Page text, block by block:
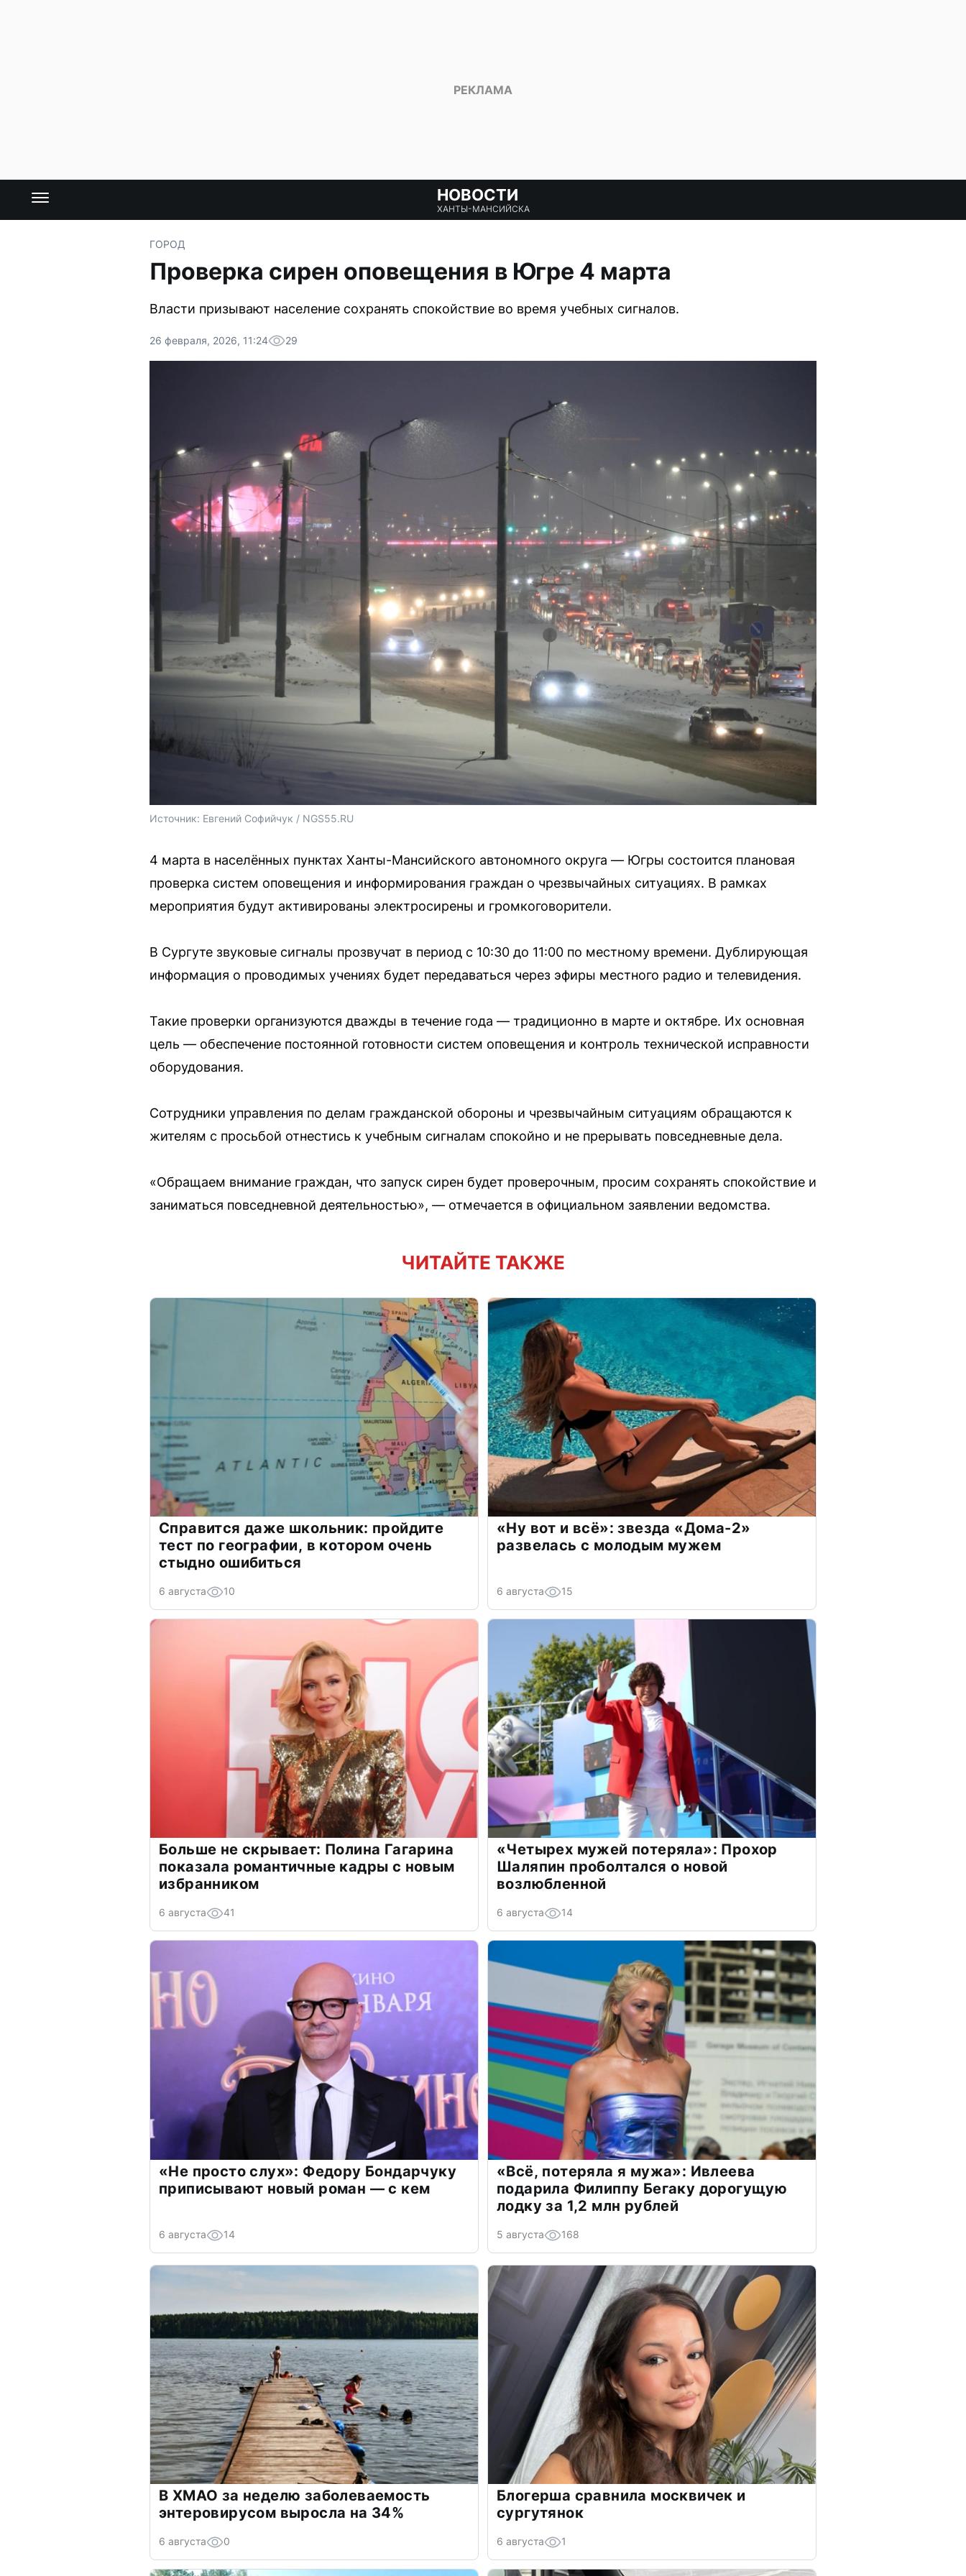
НОВОСТИ
ХАНТЫ-МАНСИЙСКА
ГОРОД
Проверка сирен оповещения в Югре 4 марта
Власти призывают население сохранять спокойствие во время учебных сигналов.
26 февраля, 2026, 11:24 29
Источник: Евгений Софийчук / NGS55.RU
4 марта в населённых пунктах Ханты-Мансийского автономного округа — Югры состоится плановая
проверка систем оповещения и информирования граждан о чрезвычайных ситуациях. В рамках
мероприятия будут активированы электросирены и громкоговорители.
В Сургуте звуковые сигналы прозвучат в период с 10:30 до 11:00 по местному времени. Дублирующая
информация о проводимых учениях будет передаваться через эфиры местного радио и телевидения.
Такие проверки организуются дважды в течение года — традиционно в марте и октябре. Их основная
цель — обеспечение постоянной готовности систем оповещения и контроль технической исправности
оборудования.
Сотрудники управления по делам гражданской обороны и чрезвычайным ситуациям обращаются к
жителям с просьбой отнестись к учебным сигналам спокойно и не прерывать повседневные дела.
«Обращаем внимание граждан, что запуск сирен будет проверочным, просим сохранять спокойствие и
заниматься повседневной деятельностью», — отмечается в официальном заявлении ведомства.
ЧИТАЙТЕ ТАКЖЕ
Справится даже школьник: пройдите
тест по географии, в котором очень
стыдно ошибиться
6 августа 10
«Ну вот и всё»: звезда «Дома-2»
развелась с молодым мужем
6 августа 15
Больше не скрывает: Полина Гагарина
показала романтичные кадры с новым
избранником
6 августа 41
«Четырех мужей потеряла»: Прохор
Шаляпин проболтался о новой
возлюбленной
6 августа 14
«Не просто слух»: Федору Бондарчуку
приписывают новый роман — с кем
6 августа 14
«Всё, потеряла я мужа»: Ивлеева
подарила Филиппу Бегаку дорогущую
лодку за 1,2 млн рублей
5 августа 168
В ХМАО за неделю заболеваемость
энтеровирусом выросла на 34%
6 августа 0
Блогерша сравнила москвичек и
сургутянок
6 августа 1